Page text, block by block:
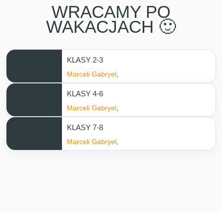
WRACAMY PO
WAKACJACH 🙂
KLASY 2-3
Marceli Gabryel,
KLASY 4-6
Marceli Gabryel,
KLASY 7-8
Marceli Gabryel,